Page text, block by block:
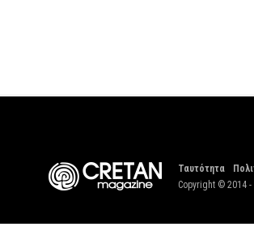
Ταυτότητα
Copyright © 2014